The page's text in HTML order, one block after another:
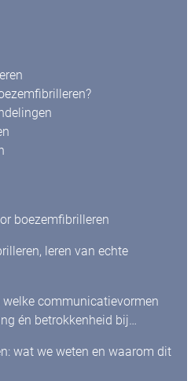
boezemfibrilleren
leren van echte
communicatievormen
én betrokkenheid bij
wat we weten en waarom dit